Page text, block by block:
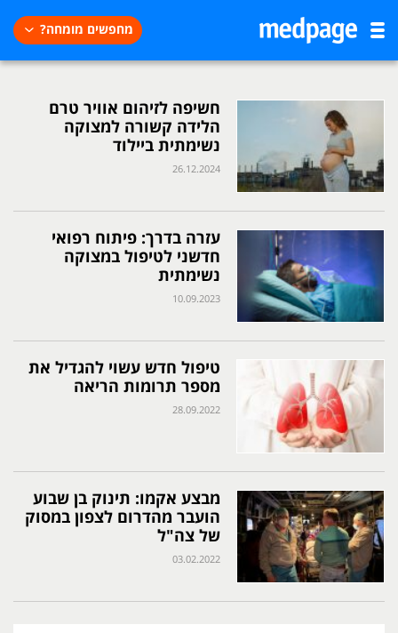
מחפשים מומחה?
חשיפה לזיהום אוויר טרם
הלידה קשורה למצוקה
נשימתית ביילוד
26.12.2024
עזרה בדרך: פיתוח רפואי
חדשני לטיפול במצוקה
נשימתית
10.09.2023
טיפול חדש עשוי להגדיל את
מספר תרומות הריאה
28.09.2022
מבצע אקמו: תינוק בן שבוע
הועבר מהדרום לצפון במסוק
של צה"ל
03.02.2022